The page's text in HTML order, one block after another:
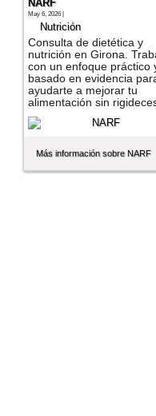
NARF
May 6, 2026 |
Nutrición
Consulta de dietética y
nutrición en Girona.
con un enfoque práctico
basado en evidencia
ayudarte a mejorar tu
alimentación sin
Más información sobre NARF